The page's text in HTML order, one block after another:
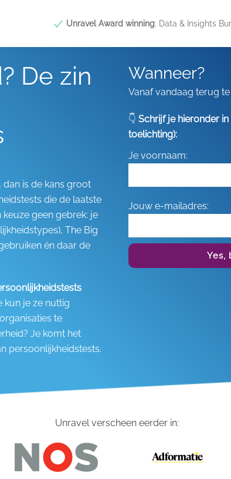
Unravel Award winning: Data & Insights
De zin
dan is de kans groot
die de laatste
geen gebrek: je
The Big
én daar de
kun je ze nuttig
te
Je komt het
persoonlijkheidstests.
Wanneer?
Vanaf vandaag terug te
👇 Schrijf je hieronder
toelichting):
Je voornaam:
Jouw e-mailadres:
Yes,
Unravel verscheen eerder in: